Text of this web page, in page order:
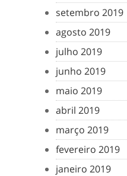
setembro 2019
agosto 2019
julho 2019
junho 2019
maio 2019
abril 2019
março 2019
fevereiro 2019
janeiro 2019